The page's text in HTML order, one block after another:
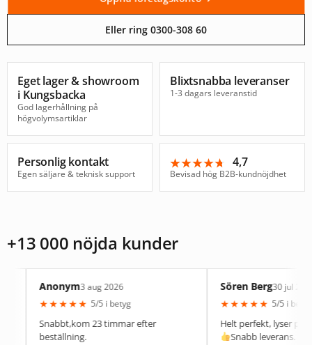
Eller ring 0300-308 60
Eget lager & showroom
i Kungsbacka
God lagerhållning på
högvolymsartiklar
Blixtsnabba leveranser
1-3 dagars leveranstid
Personlig kontakt
Egen säljare & teknisk support
★★★★★
★★★★★ 4,7
Bevisad hög B2B-kundnöjdhet
+13 000 nöjda kunder
3 aug 2026
★ 5/5 i betyg
23 timmar efter
Sören Berg30 jul 2026
★ 5/5 i betyg
Helt perfekt, lyser precis som
Snabb leverans.